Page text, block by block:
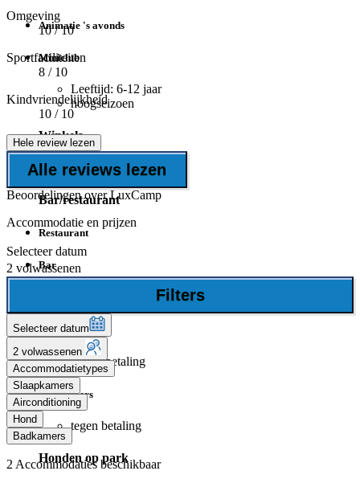
Animatie 's avonds
Miniclub
Leeftijd: 6-12 jaar
hoogseizoen
Winkels
Minimarkt
Bar/restaurant
Restaurant
Bar
Wasmachines
Tegen betaling
Wasdrogers
tegen betaling
Honden op park
Omgeving
10/ 10
Sportfaciliteiten
8 / 10
Kindvriendelijkheid
10 / 10
Hele review lezen
Alle reviews lezen
Beoordelingen over LuxCamp
Accommodatie en prijzen
Selecteer datum
2 volwassenen
Filters
Selecteer datum
2 volwassenen
Accommodatietypes
Slaapkamers
Airconditioning
Hond
Badkamers
2 Accommodaties beschikbaar